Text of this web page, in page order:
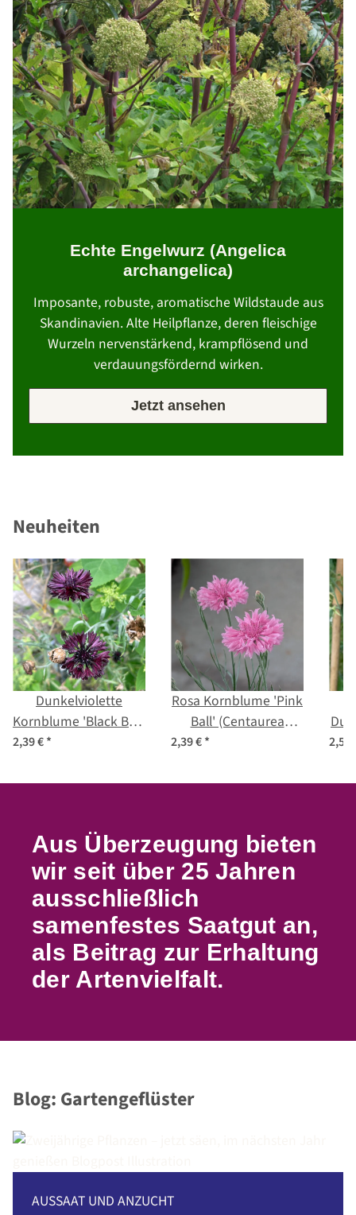
Echte Engelwurz (Angelica
archangelica)
Imposante, robuste, aromatische Wildstaude aus
Skandinavien. Alte Heilpflanze, deren fleischige
Wurzeln nervenstärkend, krampflösend und
verdauungsfördernd wirken.
Jetzt ansehen
Neuheiten
Dunkelviolette
Kornblume 'Black Ball'
(Centaurea cyanus)
2,39 €*
Rosa Kornblume 'Pink
Ball' (Centaurea
cyanus) Samen
2,39 €* 2,59
Aus Überzeugung bieten
wir seit über 25 Jahren
ausschließlich
samenfestes Saatgut an,
als Beitrag zur Erhaltung
der Artenvielfalt.
Blog: Gartengeflüster
AUSSAAT UND ANZUCHT